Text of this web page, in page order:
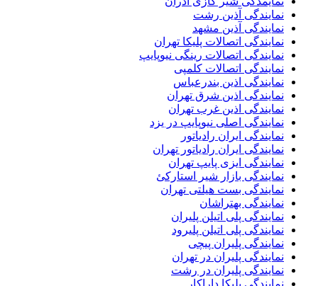
نمایندگی آذین رشت
نمایندگی آذین مشهد
نمایندگی اتصالات پلیکا تهران
نمایندگی اتصالات رینگی نیوپایپ
نمایندگی اتصالات کلمپی
نمایندگی اذین بندرعباس
نمایندگی اذین شرق تهران
نمایندگی اذین غرب تهران
نمایندگی اصلی نیوپایپ در یزد
نمایندگی ایران رادیاتور
نمایندگی ایران رادیاتور تهران
نمایندگی ایزی پایپ تهران
نمایندگی بازار شیر استارکئ
نمایندگی بست هیلتی تهران
نمایندگی بهتراشان
نمایندگی پلی اتیلن پلیران
نمایندگی پلی اتیلن پلیرود
نمایندگی پلیران پیچی
نمایندگی پلیران در تهران
نمایندگی پلیران در رشت
نمایندگی پلیکا داراکار